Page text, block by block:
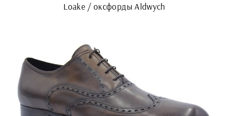
Loake / оксфорды Aldwych